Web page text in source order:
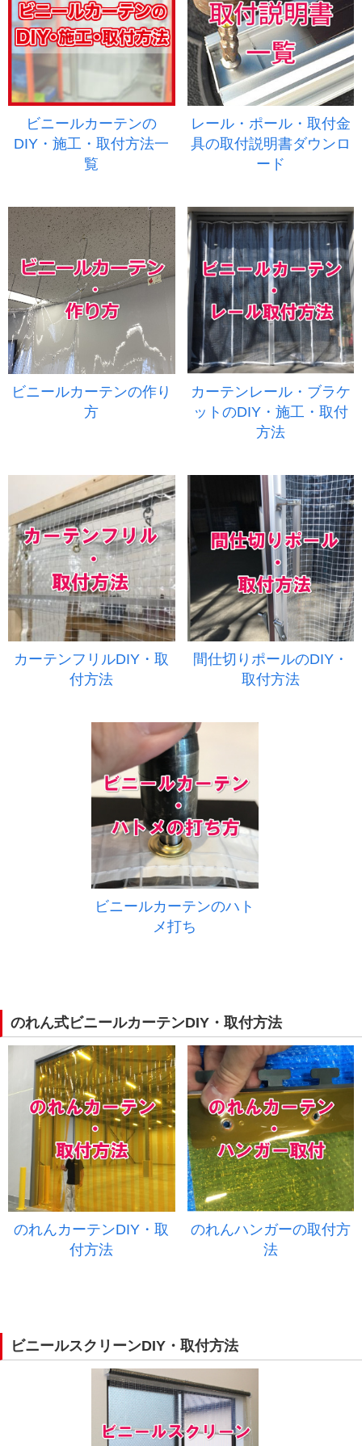
ビニールカーテンの
DIY・施工・取付方法一
覧
レール・ポール・取付金
具の取付説明書ダウンロ
ード
ビニールカーテンの作り
方
カーテンレール・ブラケ
ットのDIY・施工・取付
方法
カーテンフリルDIY・取
付方法
間仕切りポールのDIY・
取付方法
ビニールカーテンのハト
メ打ち
のれん式ビニールカーテンDIY・取付方法
のれんカーテンDIY・取
付方法
のれんハンガーの取付方
法
ビニールスクリーンDIY・取付方法